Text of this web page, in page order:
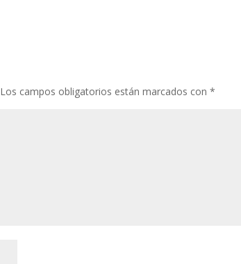
Los campos obligatorios están marcados con*